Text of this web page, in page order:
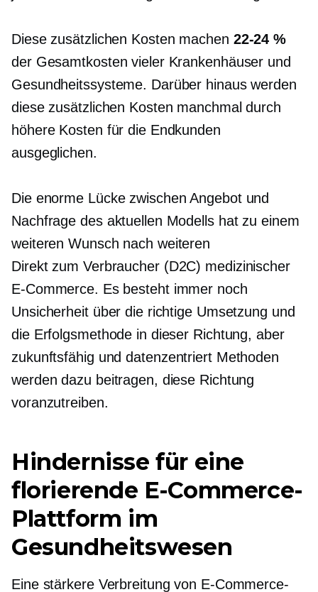
Diese zusätzlichen Kosten machen 22-24 %
der Gesamtkosten vieler Krankenhäuser und
Gesundheitssysteme. Darüber hinaus werden
diese zusätzlichen Kosten manchmal durch
höhere Kosten für die Endkunden
ausgeglichen.
Die enorme Lücke zwischen Angebot und
Nachfrage des aktuellen Modells hat zu einem
weiteren Wunsch nach weiteren
Direkt zum Verbraucher(D2C) medizinischer
E-Commerce. Es besteht immer noch
Unsicherheit über die richtige Umsetzung und
die Erfolgsmethode in dieser Richtung, aber
zukunftsfähig unddatenzentriertMethoden
werden dazu beitragen, diese Richtung
voranzutreiben.
Hindernisse für eine
florierende E-Commerce-
Plattform im
Gesundheitswesen
Eine stärkere Verbreitung von E-Commerce-